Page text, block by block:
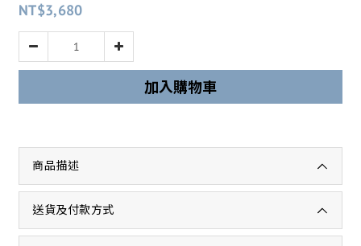
NT$3,680
加入購物車
商品描述
送貨及付款方式